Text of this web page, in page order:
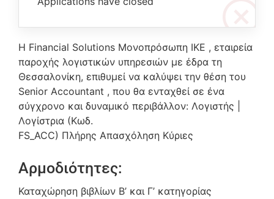
Η Financial Solutions Μονοπρόσωπη ΙΚΕ , εταιρεία
παροχής λογιστικών υπηρεσιών με έδρα τη
Θεσσαλονίκη, επιθυμεί να καλύψει την θέση του
Senior Accountant , που θα ενταχθεί σε ένα
σύγχρονο και δυναμικό περιβάλλον: Λογιστής |
Λογίστρια (Κωδ.
FS_ACC) Πλήρης Απασχόληση Κύριες
Αρμοδιότητες:
Καταχώρηση βιβλίων Β’ και Γ’ κατηγορίας